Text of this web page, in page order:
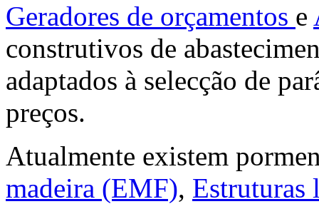
Geradores de orçamentos e
construtivos de
adaptados à selecção de
preços.
Atualmente existem
madeira (EMF), Estruturas